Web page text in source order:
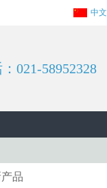
中文
021-58952328
品